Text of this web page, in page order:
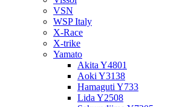
VSN
WSP Italy
X-Race
X-trike
Yamato
Akita Y4801
Aoki Y3138
Hamaguti Y733
Lida Y2508